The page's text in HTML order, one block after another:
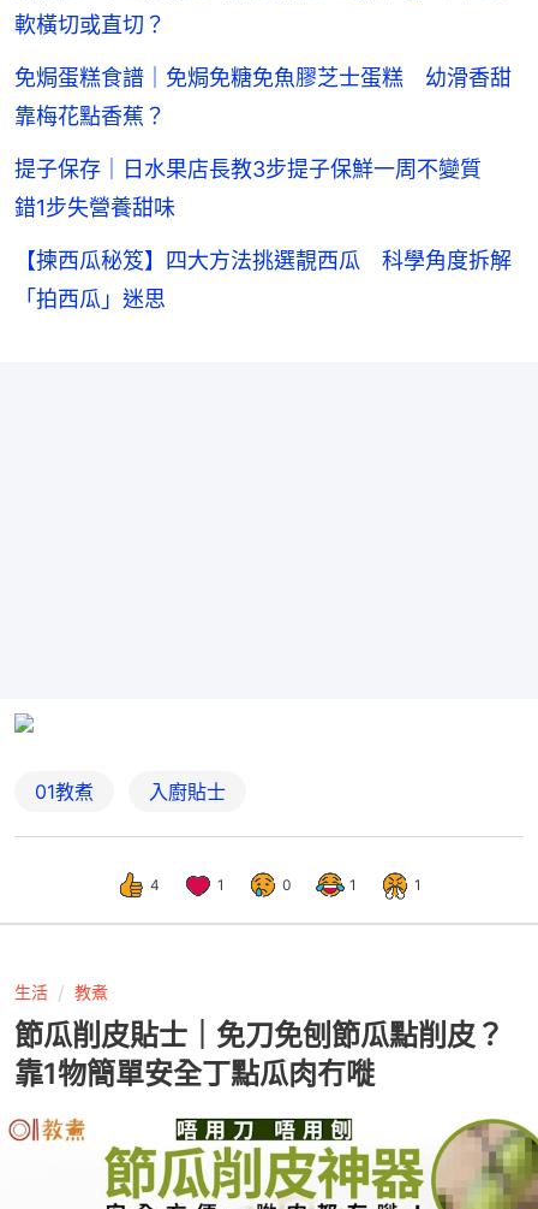
軟橫切或直切？
免焗蛋糕食譜｜免焗免糖免魚膠芝士蛋糕 幼滑香甜
靠梅花點香蕉？
提子保存｜日水果店長教3步提子保鮮一周不變質
錯1步失營養甜味
【揀西瓜秘笈】四大方法挑選靚西瓜 科學角度拆解
「拍西瓜」迷思
01教煮 入廚貼士
4 1 0 1 1
生活 教煮
節瓜削皮貼士｜免刀免刨節瓜點削皮？
靠1物簡單安全丁點瓜肉冇嘥